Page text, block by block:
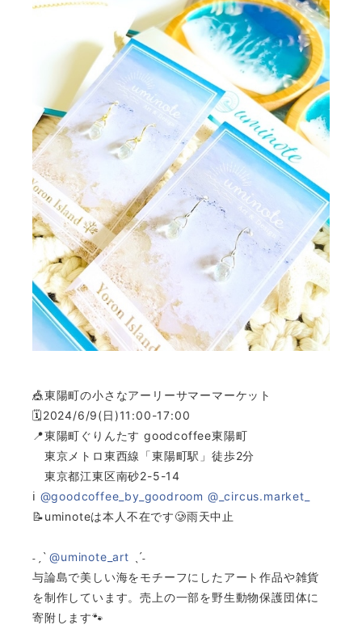
🎪東陽町の小さなアーリーサマーマーケット
🗓️2024/6/9(日)11:00-17:00
📍東陽町ぐりんたす goodcoffee東陽町
東京メトロ東西線「東陽町駅」徒歩2分
東京都江東区南砂2-5-14
ℹ️ @goodcoffee_by_goodroom @_circus.market_
📝uminoteは本人不在です🥲雨天中止
˗ˏˋ@uminote_art ˎˊ˗
与論島で美しい海をモチーフにしたアート作品や雑貨
を制作しています。売上の一部を野生動物保護団体に
寄附します🐾